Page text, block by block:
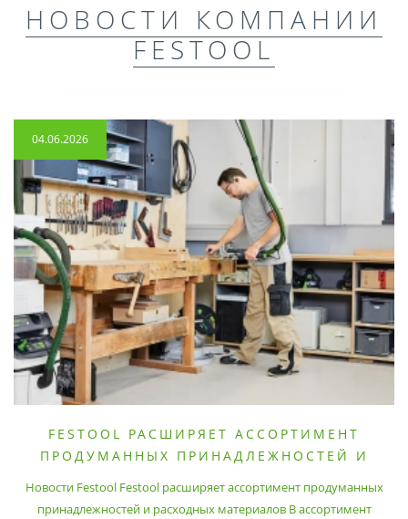
НОВОСТИ КОМПАНИИ
FESTOOL
04.06.2026
FESTOOL РАСШИРЯЕТ АССОРТИМЕНТ
ПРОДУМАННЫХ ПРИНАДЛЕЖНОСТЕЙ И
Новости Festool Festool расширяет ассортимент продуманных
принадлежностей и расходных материалов В ассортимент